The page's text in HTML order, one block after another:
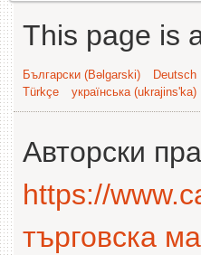
This page is
Български (Bəlgarski) Deutsch
Türkçe
українська (ukrajins'ka)
Авторски
https://
търговска